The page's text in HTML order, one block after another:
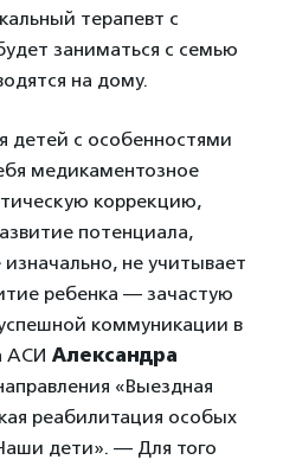
терапевт с
заниматься с семью
на дому.
детей с особенностями
медикаментозное
коррекцию,
потенциала,
не учитывает
ребенка — зачастую
коммуникации в
АСИ Александра
«Выездная
реабилитация особых
дети». — Для того